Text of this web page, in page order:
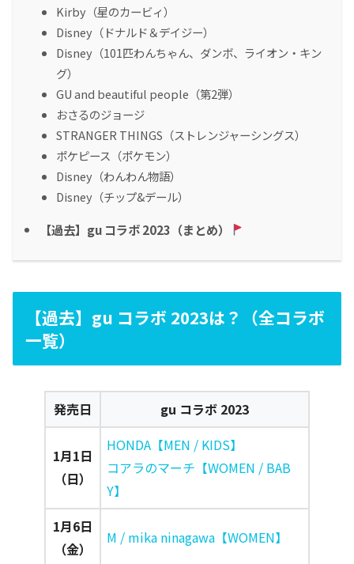
Kirby（星のカービィ）
Disney（ドナルド＆デイジー）
Disney（101匹わんちゃん、ダンボ、ライオン・キン
グ）
GU and beautiful people（第2弾）
おさるのジョージ
STRANGER THINGS（ストレンジャーシングス）
ポケピース（ポケモン）
Disney（わんわん物語）
Disney（チップ&デール）
【過去】gu コラボ 2023（まとめ）
【過去】gu コラボ 2023は？（全コラボ
一覧）
発売日 gu コラボ 2023
1月1日
（日）
HONDA【MEN / KIDS】
コアラのマーチ【WOMEN / BAB
Y】
1月6日
（金）
M / mika ninagawa【WOMEN】